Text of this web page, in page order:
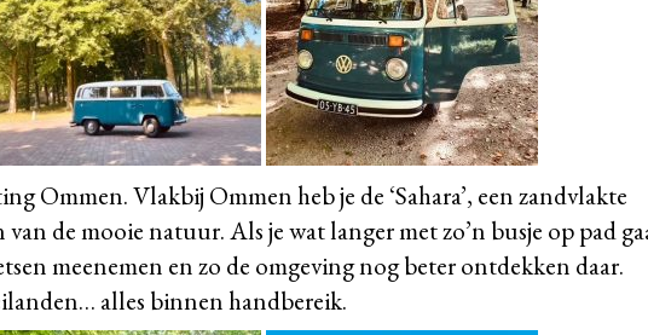
Ommen. Vlakbij Ommen heb je de ‘Sahara’, een zandvlakte
de mooie natuur. Als je wat langer met zo’n busje op pad
meenemen en zo de omgeving nog beter ontdekken daar.
alles binnen handbereik.